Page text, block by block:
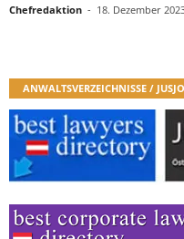
Chefredaktion - 18. Dezember
ANWALTSVERZEICHNISSE /